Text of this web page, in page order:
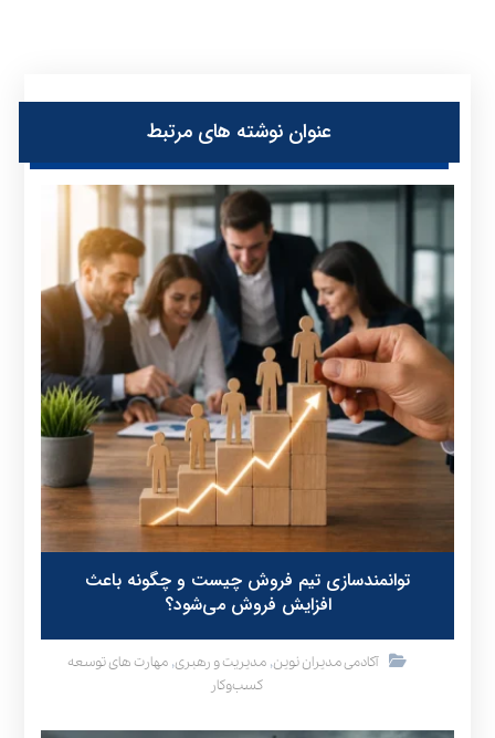
عنوان ‫نوشته های مرتبط
توانمندسازی تیم فروش چیست و چگونه باعث
افزایش فروش می‌شود؟
آکادمی مدیران نوین,مدیریت و رهبری,مهارت های توسعه
کسب‌وکار